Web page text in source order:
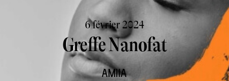
6 février 2024
Greffe Nanofat
AMIIA